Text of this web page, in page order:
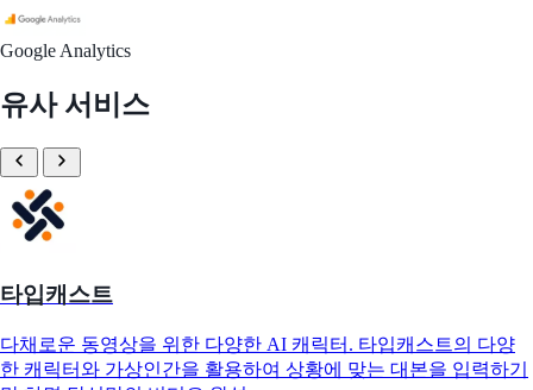
Google Analytics
유사 서비스
타입캐스트
다채로운 동영상을 위한 다양한 AI 캐릭터. 타입캐스트의 다양
한 캐릭터와 가상인간을 활용하여 상황에 맞는 대본을 입력하기